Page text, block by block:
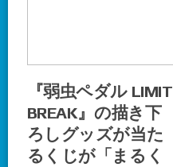
『弱虫ペダル LIMIT
BREAK』の描き下
ろしグッズが当た
るくじが「まるく